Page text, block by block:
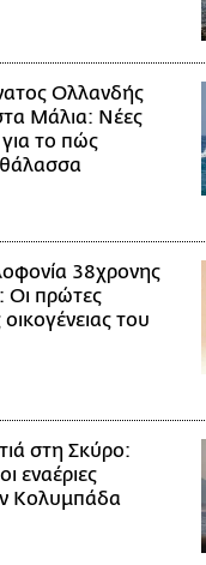
Ολλανδής
Μάλια: Νέες
το πώς
38χρονης
Οι πρώτες
του
στη Σκύρο:
εναέριες
Κολυμπάδα